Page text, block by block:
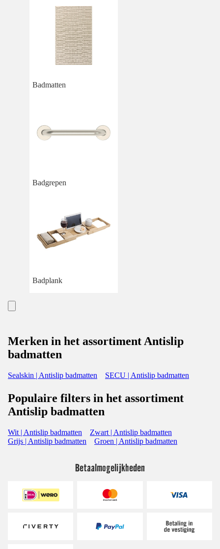
Badmatten
Badgrepen
Badplank
Merken in het assortiment Antislip
badmatten
Sealskin | Antislip badmatten SECU | Antislip badmatten
Populaire filters in het assortiment
Antislip badmatten
Wit | Antislip badmatten
Zwart | Antislip badmatten
Grijs | Antislip badmatten
Groen | Antislip badmatten
Betaalmogelijkheden